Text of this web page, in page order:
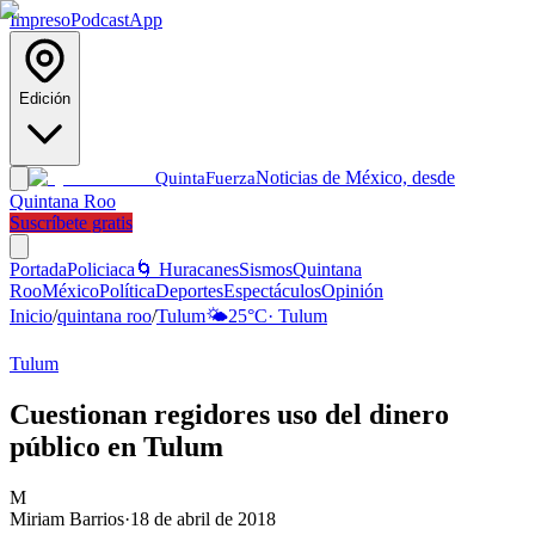
ImpresoPodcastApp
Edición
QuintaFuerzaNoticias de México, desde
Quintana Roo
Suscríbete gratis
PortadaPoliciaca 🌀 HuracanesSismosQuintana
RooMéxicoPolíticaDeportesEspectáculosOpinión
Inicio/quintana roo/Tulum🌤️25°C· Tulum
Tulum
Cuestionan regidores uso del dinero
público en Tulum
M
Miriam Barrios·18 de abril de 2018